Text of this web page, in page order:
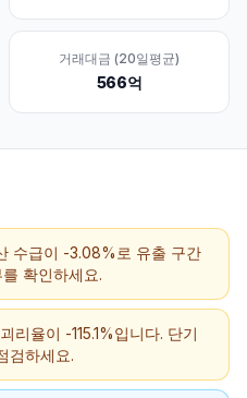
거래대금 (20일평균)
566억
수급이 -3.08%로 유출 구간
확인하세요.
리율이 -115.1%입니다. 단기
검하세요.